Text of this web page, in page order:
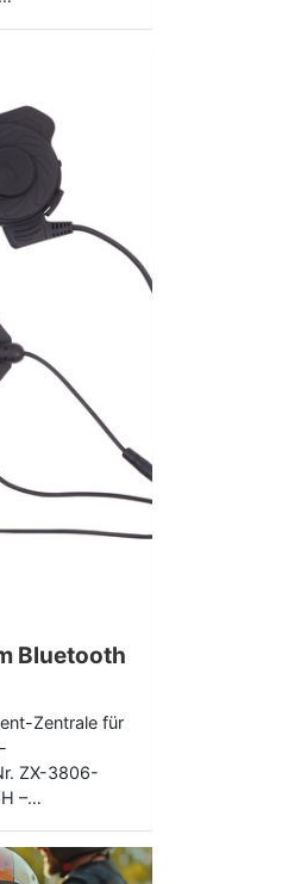
Bluetooth
Zentrale für
ZX-3806-
–…